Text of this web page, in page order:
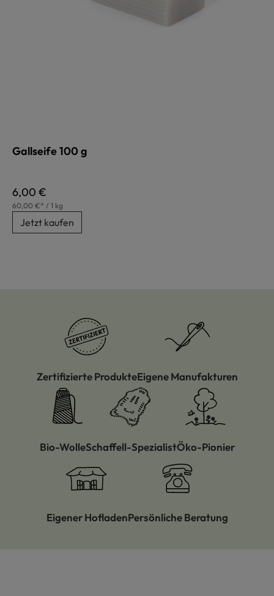
Gallseife 100 g
Regulärer Preis:
6,00 €
60,00 €* / 1 kg
Jetzt kaufen
Zertifizierte ProdukteEigene Manufakturen
Bio-WolleSchaffell-SpezialistÖko-Pionier
Eigener HofladenPersönliche Beratung